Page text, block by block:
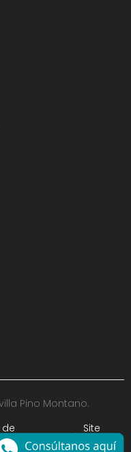
Pino Montano.
Site
Map